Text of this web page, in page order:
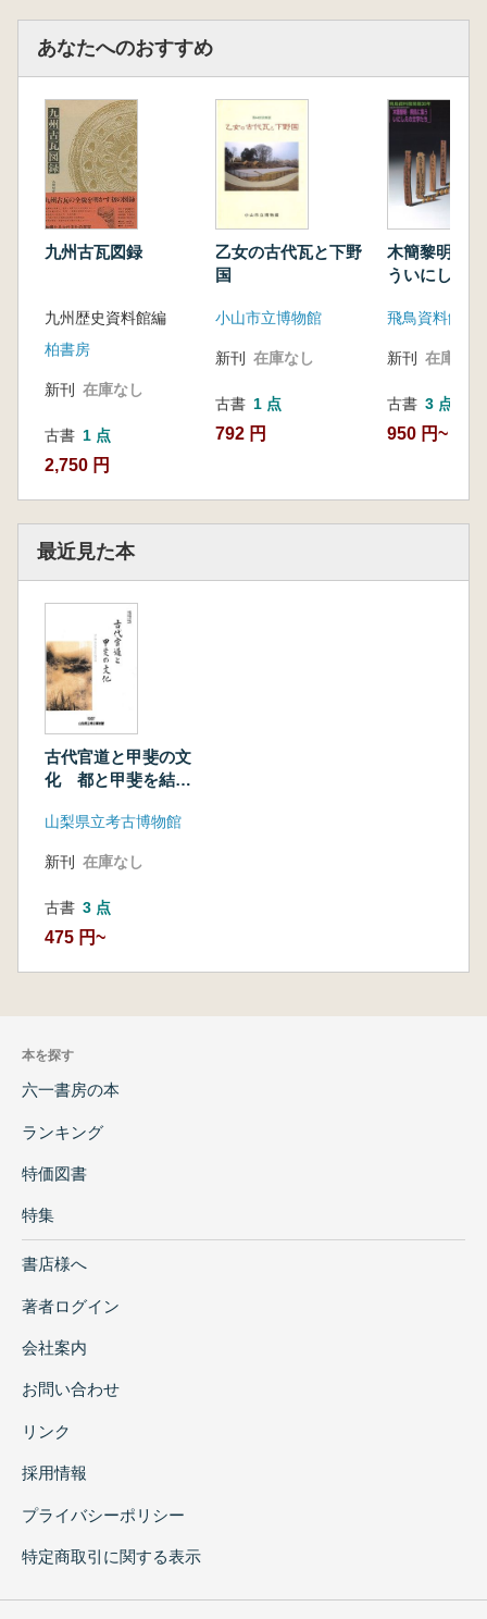
あなたへのおすすめ
九州古瓦図録
九州歴史資料館編
柏書房
新刊 在庫なし
古書 1 点
2,750 円
乙女の古代瓦と下野
国
小山市立博物館
新刊 在庫なし
古書 1 点
792 円
木簡黎明 飛
ういにしえ
飛鳥資料館
新刊 在庫なし
古書 3 点
950 円~
最近見た本
古代官道と甲斐の文
化 都と甲斐を結ぶ
山梨県立考古博物館
新刊 在庫なし
古書 3 点
475 円~
本を探す
六一書房の本
ランキング
特価図書
特集
書店様へ
著者ログイン
会社案内
お問い合わせ
リンク
採用情報
プライバシーポリシー
特定商取引に関する表示